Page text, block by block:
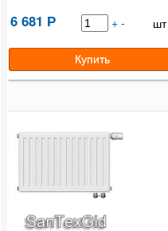
6 681 Р + - шт